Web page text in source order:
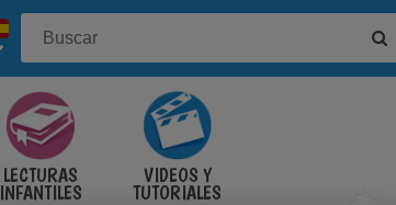
LECTURAS
INFANTILES
VIDEOS Y
TUTORIALES